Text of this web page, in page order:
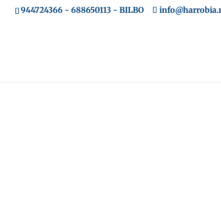
944724366 - 688650113 - BILBO